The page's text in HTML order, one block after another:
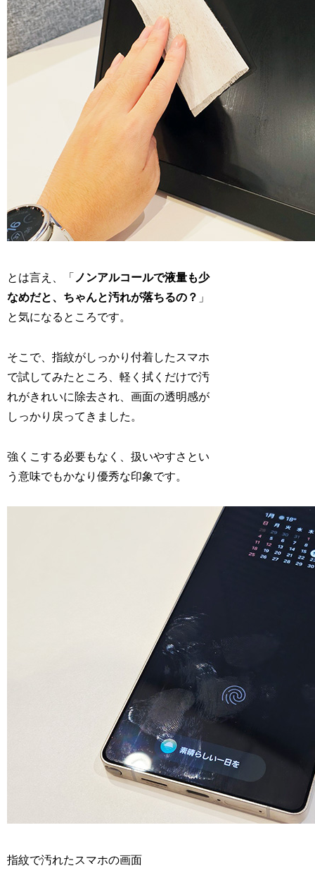
とは言え、「 ノンアルコールで液量も少
なめだと、ちゃんと汚れが落ちるの？ 」
と気になるところです。
そこで、指紋がしっかり付着したスマホ
で試してみたところ、軽く拭くだけで汚
れがきれいに除去され、画面の透明感が
しっかり戻ってきました。
強くこする必要もなく、扱いやすさとい
う意味でもかなり優秀な印象です。
指紋で汚れたスマホの画面